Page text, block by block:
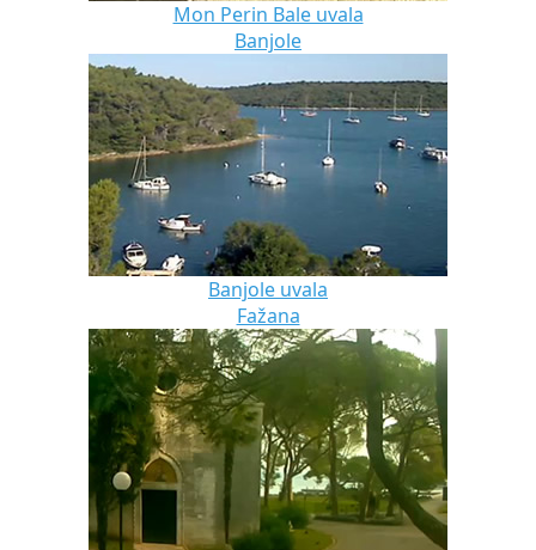
Mon Perin Bale uvala
Banjole
Banjole uvala
Fažana